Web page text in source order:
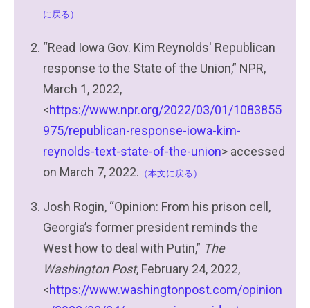
に戻る）
“Read Iowa Gov. Kim Reynolds' Republican
response to the State of the Union,” NPR,
March 1, 2022,
<https://www.npr.org/2022/03/01/1083855
975/republican-response-iowa-kim-
reynolds-text-state-of-the-union> accessed
on March 7, 2022. （本文に戻る）
Josh Rogin, “Opinion: ​​From his prison cell,
Georgia’s former president reminds the
West how to deal with Putin,” The
Washington Post, February 24, 2022,
<https://www.washingtonpost.com/opinion